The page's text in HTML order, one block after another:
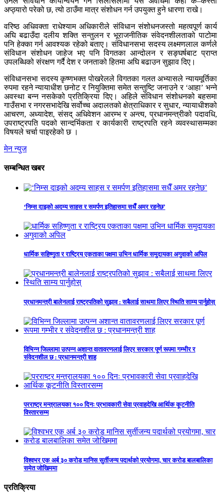
अप्ठ्यारो परेको छ, त्यो ठाउँमा मात्र संशोधन गर्न उपयुक्त हुने धारणा राखे।
वरिष्ठ अधिवक्ता राधेश्याम अधिकारीले संविधान संशोधनजस्तो महत्वपूर्ण कार्य
अघि बढाउँदा दलीय शक्ति सन्तुलन र भूराजनीतिक संवेदनशीलताको पाटोमा
पनि हेक्का गर्न आवश्यक रहेको बताए। संविधानसभा सदस्य लक्ष्मणलाल कर्णले
संविधान संशोधन जाहेज भए पनि विगतका आन्दोलन र सङ्घर्षबाट प्राप्त
उपलब्धिको संरक्षण गर्दै देश र जनताको हितमा अघि बढाउन सुझाव दिए।
संविधानसभा सदस्य कृष्णभक्त पोखरेलले विगतका गलत अभ्यासले न्यायमूर्तिका
रुपमा रहने न्यायाधीश छनोट र नियुक्तिमा समेत सन्तुष्टि जनाउने र ‘आहा’ भन्ने
अवस्था बन्न नसकेको प्रतिक्रिया दिए। अहिले संविधान संशोधनको बहसमा
गाउँसभा र नगरसभादेखि सर्वोच्च अदालतको क्षेत्राधिकार र सुधार, न्यायाधीशको
आचरण, अध्यादेश, संसद् अधिवेशन आरम्भ र अन्त्य, प्रधानमन्त्रीको पदावधि,
उपराष्ट्रपति पदको सान्दर्भिकता र कार्यकारी राष्ट्रपति रहने व्यवस्थासम्मका
विषयले चर्चा पाइरहेको छ ।
मेन न्युज
सम्बन्धित खबर
‘निम्स दाइको अदम्य साहस र समर्पण इतिहासमा सधैँ अमर रहनेछ’
धार्मिक सहिष्णुता र राष्ट्रिय एकताका पक्षमा उभिन धार्मिक समुदायका अगुवाको अपिल
प्रधानमन्त्री बालेनलाई राष्ट्रपतिको सुझाव : सबैलाई साथमा लिएर स्थिति साम्य पार्नुहोस्
विभिन्न जिल्लामा उत्पन्न अशान्त वातावरणलाई लिएर सरकार पूर्ण रूपमा गम्भीर र
संवेदनशील छ : प्रधानमन्त्री शाह
परराष्ट्र मन्त्रालयका १०० दिनः प्रभावकारी सेवा प्रवाहदेखि आर्थिक कूटनीति
विस्तारसम्म
विश्वभर एक अर्ब ३० करोड मानिस सुर्तीजन्य पदार्थको प्रयोगमा, चार करोड बालबालिका
समेत जोखिममा
प्रतिक्रिया